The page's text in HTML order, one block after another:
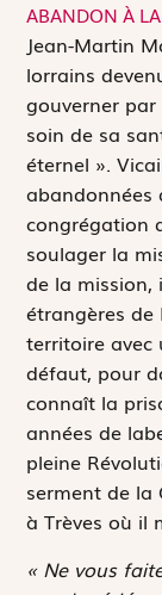
ABANDON À
Jean-Martin
lorrains
gouverner
soin de sa
éternel ».
abandonnées
congrégation
soulager la
de la mission,
étrangères
territoire avec
défaut, pour
connaît la
années de
pleine
serment de la
à Trèves où il
« Ne vous